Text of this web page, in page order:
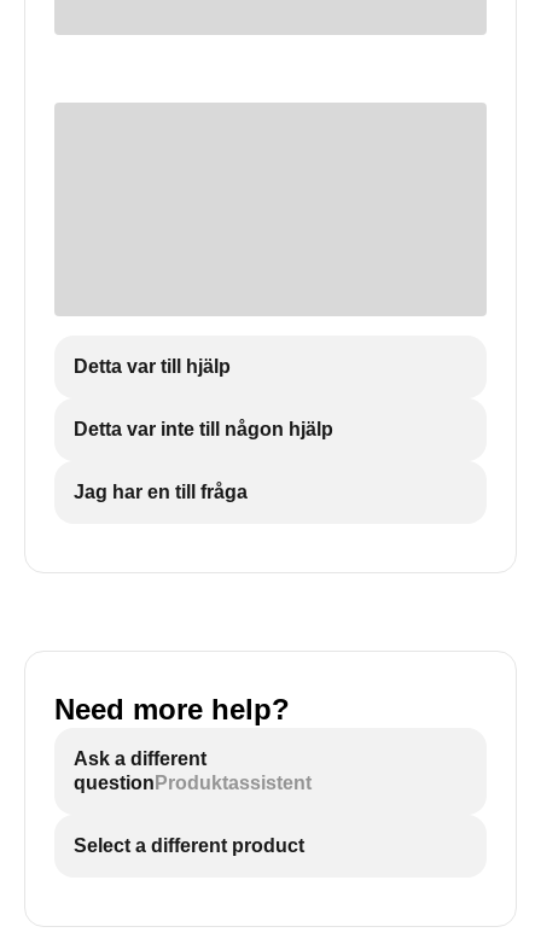
Detta var till hjälp
Detta var inte till någon hjälp
Jag har en till fråga
Need more help?
Ask a different
question Produktassistent
Select a different product